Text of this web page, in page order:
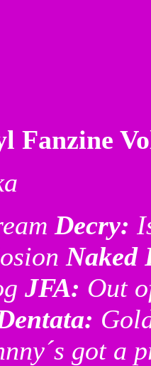
Fanzine
Decry:
Naked
JFA: Out
got a